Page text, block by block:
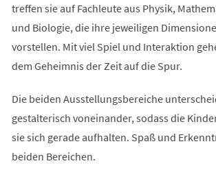
treffen sie auf Fachleute aus Physik,
und Biologie, die ihre jeweiligen
vorstellen. Mit viel Spiel und Interaktion
dem Geheimnis der Zeit auf die Spur.
Die beiden Ausstellungsbereiche
gestalterisch voneinander, sodass die
sie sich gerade aufhalten. Spaß und
beiden Bereichen.